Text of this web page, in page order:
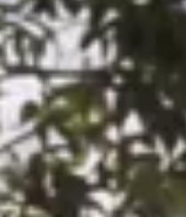
Azioni service
Servizio e
Servizio
Riparazione
ServicePlus
Mobilità
Offerte di
Ricambi Originali
Informazioni utili
Spie di
Spie di
Spie di